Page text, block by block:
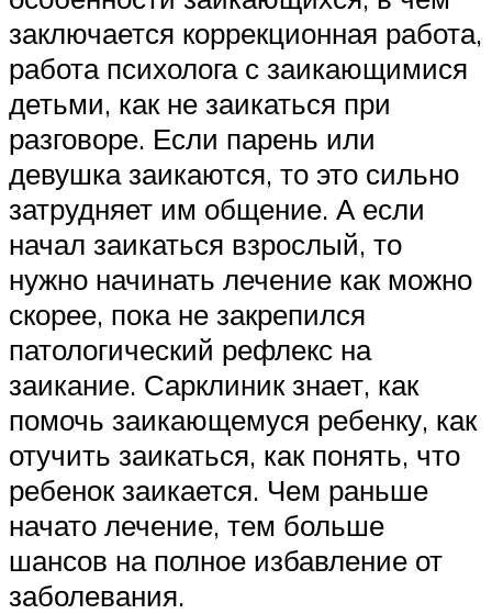
заключается коррекционная работа,
работа психолога с заикающимися
детьми, как не заикаться при
разговоре. Если парень или
девушка заикаются, то это сильно
затрудняет им общение. А если
начал заикаться взрослый, то
нужно начинать лечение как можно
скорее, пока не закрепился
патологический рефлекс на
заикание. Сарклиник знает, как
помочь заикающемуся ребенку, как
отучить заикаться, как понять, что
ребенок заикается. Чем раньше
начато лечение, тем больше
шансов на полное избавление от
заболевания.